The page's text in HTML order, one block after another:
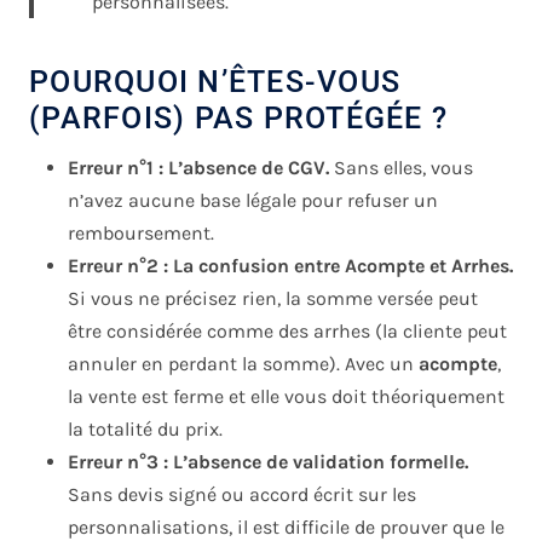
POURQUOI N’ÊTES-VOUS
(PARFOIS) PAS PROTÉGÉE ?
Erreur n°1 : L’absence de CGV. Sans elles, vous
n’avez aucune base légale pour refuser un
remboursement.
Erreur n°2 : La confusion entre Acompte et Arrhes.
Si vous ne précisez rien, la somme versée peut
être considérée comme des arrhes (la cliente peut
annuler en perdant la somme). Avec un acompte,
la vente est ferme et elle vous doit théoriquement
la totalité du prix.
Erreur n°3 : L’absence de validation formelle.
Sans devis signé ou accord écrit sur les
personnalisations, il est difficile de prouver que le